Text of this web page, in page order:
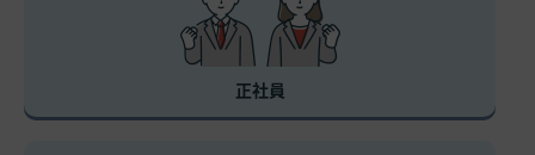
正社員